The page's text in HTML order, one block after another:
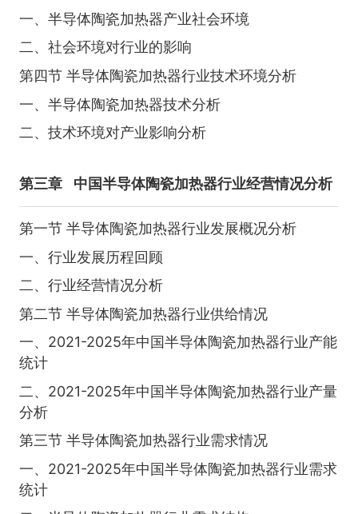
一、半导体陶瓷加热器产业社会环境
二、社会环境对行业的影响
第四节 半导体陶瓷加热器行业技术环境分析
一、半导体陶瓷加热器技术分析
二、技术环境对产业影响分析
第三章 中国半导体陶瓷加热器行业经营情况分析
第一节 半导体陶瓷加热器行业发展概况分析
一、行业发展历程回顾
二、行业经营情况分析
第二节 半导体陶瓷加热器行业供给情况
一、2021-2025年中国半导体陶瓷加热器行业产能
统计
二、2021-2025年中国半导体陶瓷加热器行业产量
分析
第三节 半导体陶瓷加热器行业需求情况
一、2021-2025年中国半导体陶瓷加热器行业需求
统计